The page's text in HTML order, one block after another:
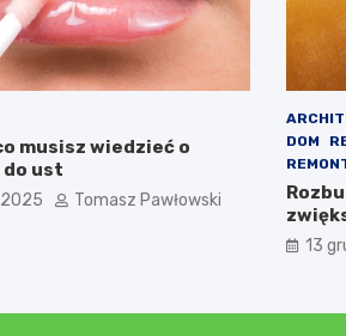
musisz wiedzieć o
do ust
Tomasz Pawłowski
DOM
13